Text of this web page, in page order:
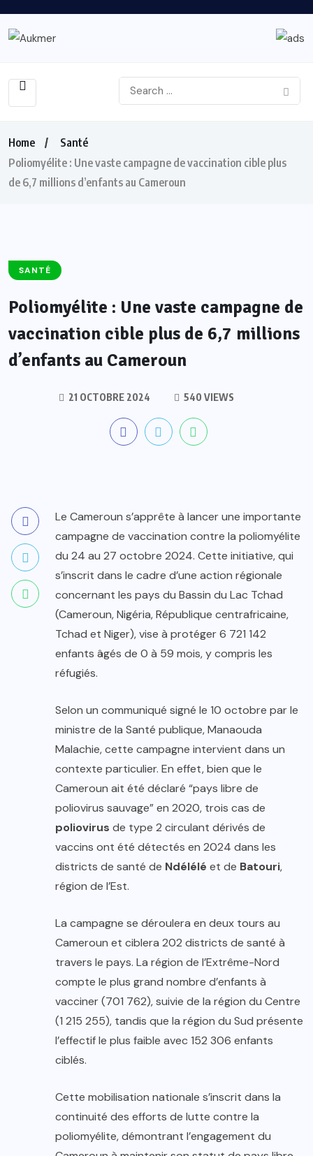
Home
Santé
Poliomyélite : Une vaste campagne de vaccination cible plus
de 6,7 millions d’enfants au Cameroun
SANTÉ
Poliomyélite : Une vaste campagne de
vaccination cible plus de 6,7 millions
d’enfants au Cameroun
21 OCTOBRE 2024 540 VIEWS
Le Cameroun s’apprête à lancer une importante
campagne de vaccination contre la poliomyélite
du 24 au 27 octobre 2024. Cette initiative, qui
s’inscrit dans le cadre d’une action régionale
concernant les pays du Bassin du Lac Tchad
(Cameroun, Nigéria, République centrafricaine,
Tchad et Niger), vise à protéger 6 721 142
enfants âgés de 0 à 59 mois, y compris les
réfugiés.
Selon un communiqué signé le 10 octobre par le
ministre de la Santé publique, Manaouda
Malachie, cette campagne intervient dans un
contexte particulier. En effet, bien que le
Cameroun ait été déclaré “pays libre de
poliovirus sauvage” en 2020, trois cas de
poliovirus de type 2 circulant dérivés de
vaccins ont été détectés en 2024 dans les
districts de santé de Ndélélé et de Batouri,
région de l’Est.
La campagne se déroulera en deux tours au
Cameroun et ciblera 202 districts de santé à
travers le pays. La région de l’Extrême-Nord
compte le plus grand nombre d’enfants à
vacciner (701 762), suivie de la région du Centre
(1 215 255), tandis que la région du Sud présente
l’effectif le plus faible avec 152 306 enfants
ciblés.
Cette mobilisation nationale s’inscrit dans la
continuité des efforts de lutte contre la
poliomyélite, démontrant l’engagement du